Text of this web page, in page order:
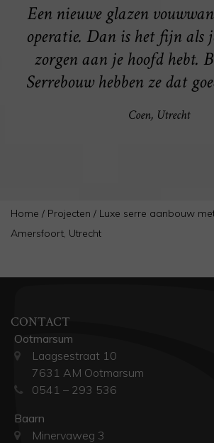
Een nieuwe glazen
operatie. Dan is het fijn als
zorgen aan je hoofd hebt.
Serrebouw hebben ze dat
Coen, Utrecht
Home / Projecten / Luxe serre aanbouw
Amersfoort, Utrecht
CONTACT
Ootmarsum
Laagsestraat 10
7631 AM Ootmarsum
0541 – 293 536
Baarn
Minervaweg 3